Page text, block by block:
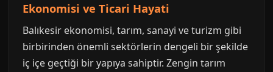
Ekonomisi ve Ticari Hayati
Balıkesir ekonomisi, tarım, sanayi ve turizm gibi
birbirinden önemli sektörlerin dengeli bir şekilde
iç içe geçtiği bir yapıya sahiptir. Zengin tarım